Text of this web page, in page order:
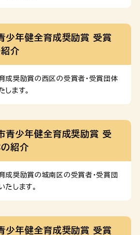
要です。ただし、入院期間が２１日
した日から起算して２２日目以後３
青少年健全育成奨励賞 受賞
介
成奨励賞の西区の受賞者・受賞団体
ます。
市青少年健全育成奨励賞 受
の紹介
成奨励賞の城南区の受賞者・受賞団
します。
青少年健全育成奨励賞 受賞